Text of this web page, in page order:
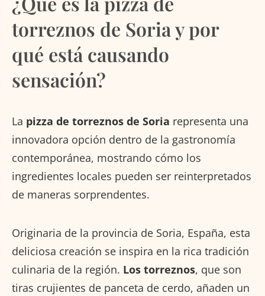
torreznos de Soria y por
qué está causando
sensación?
La pizza de torreznos de Soria representa una
innovadora opción dentro de la gastronomía
contemporánea, mostrando cómo los
ingredientes locales pueden ser reinterpretados
de maneras sorprendentes.
Originaria de la provincia de Soria, España, esta
deliciosa creación se inspira en la rica tradición
culinaria de la región. Los torreznos, que son
tiras crujientes de panceta de cerdo, añaden un